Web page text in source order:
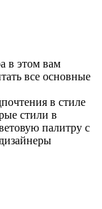
в этом вам
все основные
в стиле
стили в
палитру с